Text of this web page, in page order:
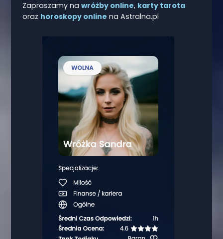
Zapraszamy na wróżby online, karty tarota
oraz horoskopy online na Astralna.pl